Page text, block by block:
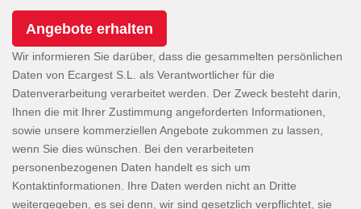
Wir informieren Sie darüber, dass die gesammelten persönlichen
Daten von Ecargest S.L. als Verantwortlicher für die
Datenverarbeitung verarbeitet werden. Der Zweck besteht darin,
Ihnen die mit Ihrer Zustimmung angeforderten Informationen,
sowie unsere kommerziellen Angebote zukommen zu lassen,
wenn Sie dies wünschen. Bei den verarbeiteten
personenbezogenen Daten handelt es sich um
Kontaktinformationen. Ihre Daten werden nicht an Dritte
weitergegeben, es sei denn, wir sind gesetzlich verpflichtet, sie